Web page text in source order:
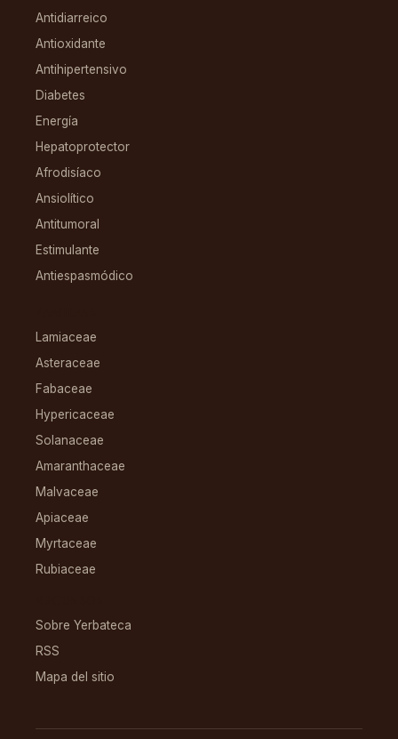
Antidiarreico
Antioxidante
Antihipertensivo
Diabetes
Energía
Hepatoprotector
Afrodisíaco
Ansiolítico
Antitumoral
Estimulante
Antiespasmódico
Lamiaceae
Asteraceae
Fabaceae
Hypericaceae
Solanaceae
Amaranthaceae
Malvaceae
Apiaceae
Myrtaceae
Rubiaceae
Sobre Yerbateca
RSS
Mapa del sitio